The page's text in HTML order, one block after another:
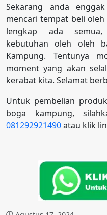
Sekarang anda
mencari tempat beli
lengkap ada semua,
kebutuhan oleh oleh
Kampung. Tentunya
moment yang akan
kerabat kita. Selamat
Untuk pembelian
boga kampung,
081292921490atau klik